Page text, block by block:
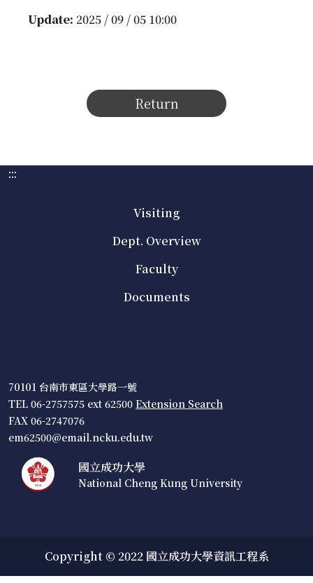
Update: 2025 / 09 / 05 10:00
Return
:::
Visiting
Dept. Overview
Faculty
Documents
70101 台南市東區大學路一號
TEL 06-2757575 ext 62500 Extension Search
FAX 06-2747076
em62500@email.ncku.edu.tw
國立成功大學
National Cheng Kung University
Copyright © 2022 國立成功大學資訊工程系